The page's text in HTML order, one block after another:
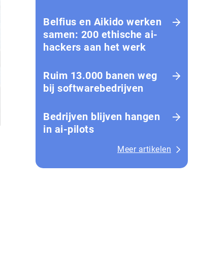
Belfius en Aikido werken
samen: 200 ethische ai-
hackers aan het werk
Ruim 13.000 banen weg
bij softwarebedrijven
Bedrijven blijven hangen
in ai-pilots
Meer artikelen